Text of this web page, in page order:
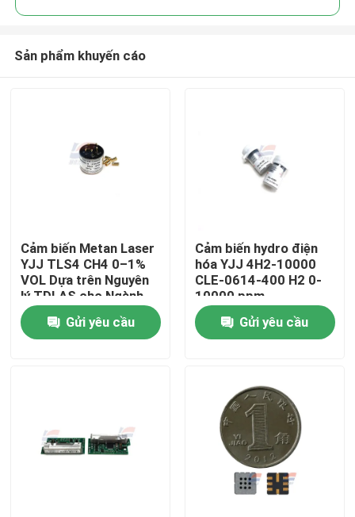
Trình diễn VR
Sản phẩm khuyến cáo
Cảm biến Metan Laser
YJJ TLS4 CH4 0–1%
VOL Dựa trên Nguyên
lý TDLAS cho Ngành
Hóa dầu
Gửi yêu cầu
Cảm biến hydro điện
hóa YJJ 4H2-10000
CLE-0614-400 H2 0-
10000 ppm
Gửi yêu cầu